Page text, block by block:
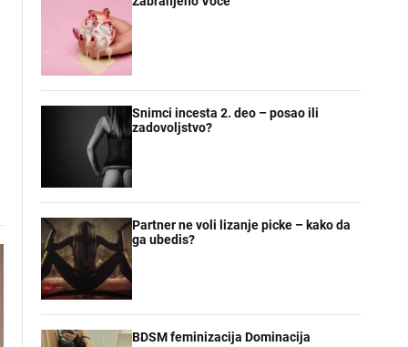
Snimci incesta 2. deo – posao ili
zadovoljstvo?
Partner ne voli lizanje picke – kako da
ga ubedis?
BDSM feminizacija Dominacija